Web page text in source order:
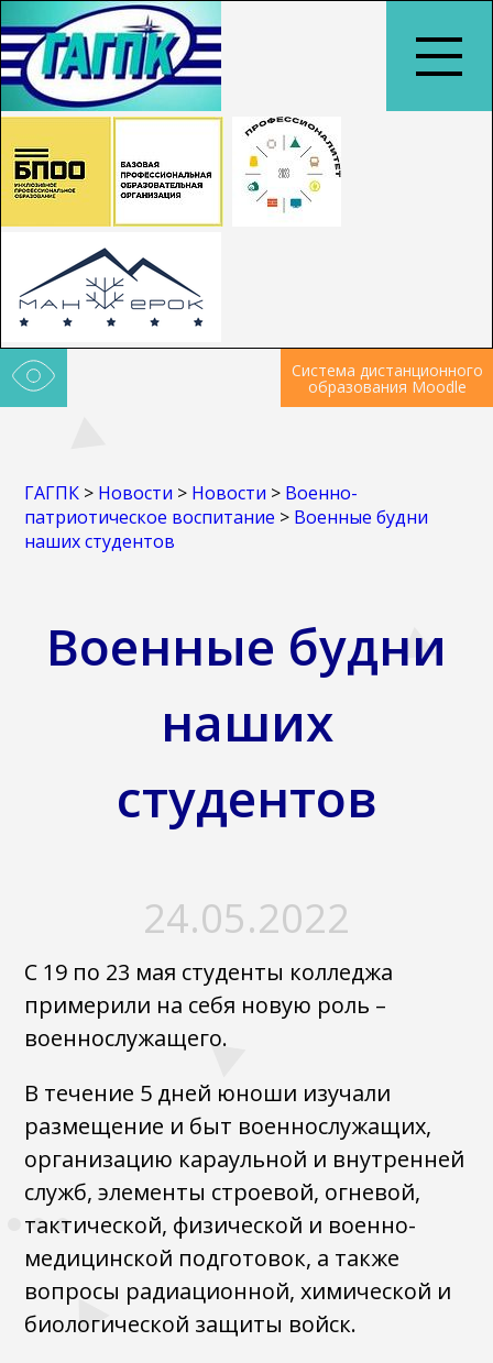
Система дистанционного
образования Moodle
ГАГПК > Новости > Новости > Военно-
патриотическое воспитание > Военные будни
наших студентов
Военные будни
наших
студентов
24.05.2022
C 19 по 23 мая студенты колледжа
примерили на себя новую роль –
военнослужащего.
В течение 5 дней юноши изучали
размещение и быт военнослужащих,
организацию караульной и внутренней
служб, элементы строевой, огневой,
тактической, физической и военно-
медицинской подготовок, а также
вопросы радиационной, химической и
биологической защиты войск.